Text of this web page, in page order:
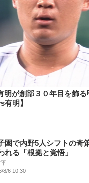
明が創部３０年目を飾
明】
園で内野5人シフトの
れる「根拠と覚悟」
8/6 10:30